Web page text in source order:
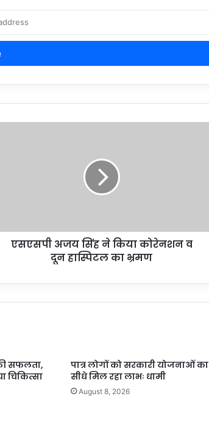
एसएसपी अजय सिंह ने किया कोरेनशन व
दून हास्पिटल का भ्रमण
सफलता,
चिकित्सा
पात्र लोगों को सरकारी योजनाओं का
सीधे मिल रहा लाभः धामी
August 8, 2026